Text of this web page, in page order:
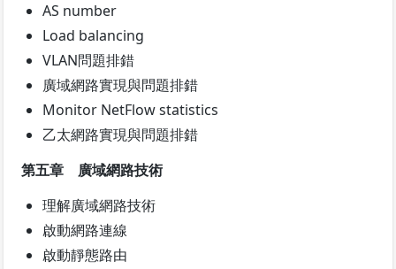
AS number
Load balancing
VLAN問題排錯
廣域網路實現與問題排錯
Monitor NetFlow statistics
乙太網路實現與問題排錯
第五章 廣域網路技術
理解廣域網路技術
啟動網路連線
啟動靜態路由